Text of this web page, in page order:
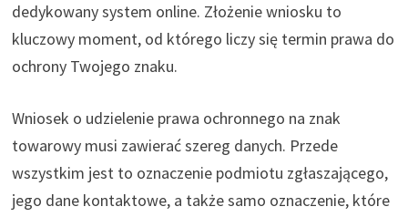
dedykowany system online. Złożenie wniosku to
kluczowy moment, od którego liczy się termin prawa do
ochrony Twojego znaku.
Wniosek o udzielenie prawa ochronnego na znak
towarowy musi zawierać szereg danych. Przede
wszystkim jest to oznaczenie podmiotu zgłaszającego,
jego dane kontaktowe, a także samo oznaczenie, które